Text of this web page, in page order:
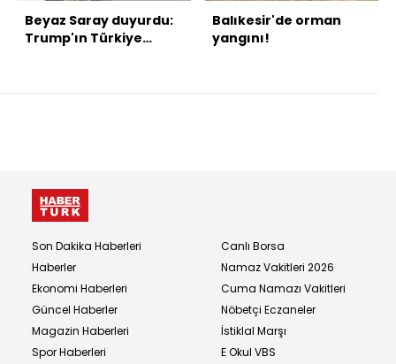
Beyaz Saray duyurdu:
Trump'ın Türkiye
Balıkesir'de orman
yangını!
Son Dakika Haberleri
Haberler
Ekonomi Haberleri
Güncel Haberler
Magazin Haberleri
Spor Haberleri
Canlı Borsa
Namaz Vakitleri 2026
Cuma Namazı Vakitleri
Nöbetçi Eczaneler
İstiklal Marşı
E Okul VBS